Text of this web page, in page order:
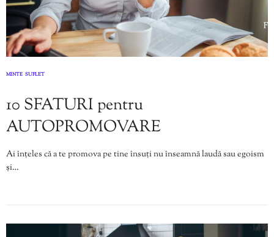
MINTE SUFLET
10 SFATURI pentru
AUTOPROMOVARE
Ai înțeles că a te promova pe tine însuți nu înseamnă laudă sau egoism
și…